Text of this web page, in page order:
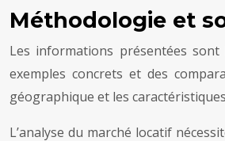
Méthodologie et
Les informations présentées sont
exemples concrets et des
géographique et les
L’analyse du marché locatif